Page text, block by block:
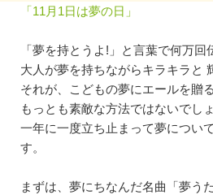
「11月1日は夢の日」
「夢を持とうよ!」と言葉で何万回
大人が夢を持ちながらキラキラと
それが、こどもの夢にエールを贈る
もっとも素敵な方法ではないでしょ
一年に一度立ち止まって夢につい
す。
まずは、夢にちなんだ名曲「夢う